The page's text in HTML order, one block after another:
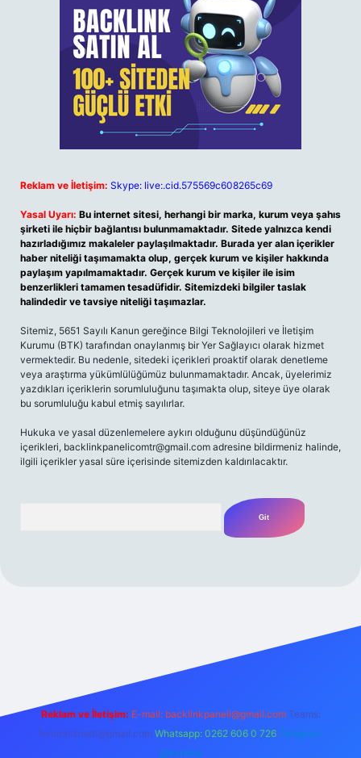
Reklam ve İletişim: Skype: live:.cid.575569c608265c69
Yasal Uyarı: Bu internet sitesi, herhangi bir marka, kurum veya şahıs
şirketi ile hiçbir bağlantısı bulunmamaktadır. Sitede yalnızca kendi
hazırladığımız makaleler paylaşılmaktadır. Burada yer alan içerikler
haber niteliği taşımamakta olup, gerçek kurum ve kişiler hakkında
paylaşım yapılmamaktadır. Gerçek kurum ve kişiler ile isim
benzerlikleri tamamen tesadüfidir. Sitemizdeki bilgiler taslak
halindedir ve tavsiye niteliği taşımazlar.
Sitemiz, 5651 Sayılı Kanun gereğince Bilgi Teknolojileri ve İletişim
Kurumu (BTK) tarafından onaylanmış bir Yer Sağlayıcı olarak hizmet
vermektedir. Bu nedenle, sitedeki içerikleri proaktif olarak denetleme
veya araştırma yükümlülüğümüz bulunmamaktadır. Ancak, üyelerimiz
yazdıkları içeriklerin sorumluluğunu taşımakta olup, siteye üye olarak
bu sorumluluğu kabul etmiş sayılırlar.
Hukuka ve yasal düzenlemelere aykırı olduğunu düşündüğünüz
içerikleri, backlinkpanelicomtr@gmail.com adresine bildirmeniz halinde,
ilgili içerikler yasal süre içerisinde sitemizden kaldırılacaktır.
m elexbet
Reklam ve İletişim: E-mail: backlinkpaneli@gmail.com Teams:
forumhizmeti@gmail.com Whatsapp: 0262 606 0 726 Telegram:
@karabul